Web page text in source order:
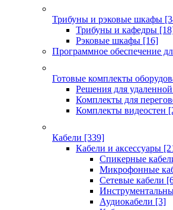
Трибуны и рэковые шкафы
Трибуны и кафедры
Рэковые шкафы [16]
Программное обеспечение
Готовые комплекты
Решения для
Комплекты для
Комплекты видеостен
Кабели [339]
Кабели и аксессуары
Спикерные
Микрофонные
Сетевые кабели
Аудиокабели [3]